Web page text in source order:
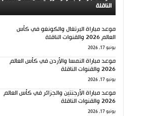
الناقلة
موعد مباراة البرتغال والكونغو في كأس
العالم 2026 والقنوات الناقلة
يونيو 17, 2026
موعد مباراة النمسا والأردن في كأس العالم
2026 والقنوات الناقلة
يونيو 17, 2026
موعد مباراة الأرجنتين والجزائر في كأس العالم
2026 والقنوات الناقلة
يونيو 17, 2026